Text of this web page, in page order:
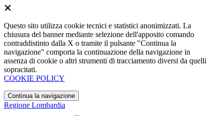
Questo sito utilizza cookie tecnici e statistici anonimizzati. La
chiusura del banner mediante selezione dell'apposito comando
contraddistinto dalla X o tramite il pulsante "Continua la
navigazione" comporta la continuazione della navigazione in
assenza di cookie o altri strumenti di tracciamento diversi da quelli
sopracitati.
COOKIE POLICY
Continua la navigazione
Regione Lombardia